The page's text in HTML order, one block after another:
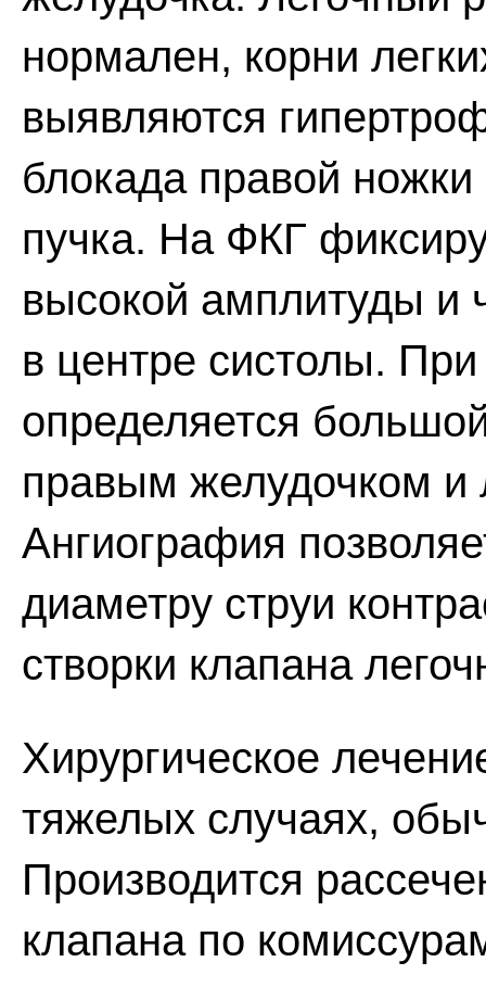
нормален, корни
выявляются
блокада правой
пучка. На ФКГ
высокой амплитуды и
в центре систолы.
определяется
правым желудочком и
Ангиография
диаметру струи
створки клапана
Хирургическое
тяжелых случаях,
Производится
клапана по